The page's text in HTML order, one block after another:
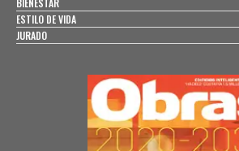
ESTILO DE VIDA
JURADO